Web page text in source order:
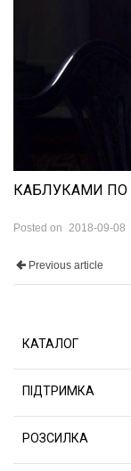
КАБЛУКАМИ ПО
Posted on 2018-09-08
Previous article
КАТАЛОГ
ПІДТРИМКА
РОЗСИЛКА